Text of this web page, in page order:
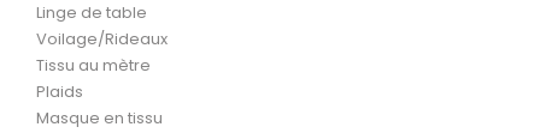
Linge de table
Voilage/Rideaux
Tissu au mètre
Plaids
Masque en tissu